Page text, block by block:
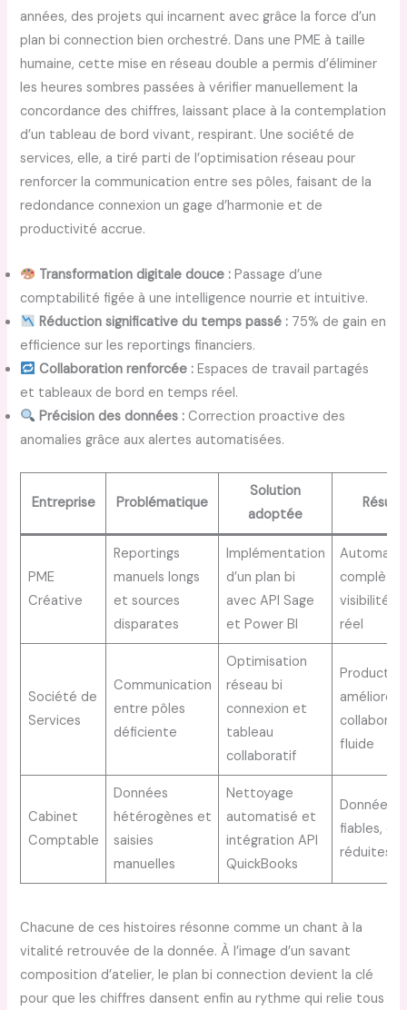
années, des projets qui incarnent avec grâce la force d’un
plan bi connection bien orchestré. Dans une PME à taille
humaine, cette mise en réseau double a permis d’éliminer
les heures sombres passées à vérifier manuellement la
concordance des chiffres, laissant place à la contemplation
d’un tableau de bord vivant, respirant. Une société de
services, elle, a tiré parti de l’optimisation réseau pour
renforcer la communication entre ses pôles, faisant de la
redondance connexion un gage d’harmonie et de
productivité accrue.
Transformation digitale douce : Passage d’une
comptabilité figée à une intelligence nourrie et intuitive.
Réduction significative du temps passé : 75% de gain en
efficience sur les reportings financiers.
Collaboration renforcée : Espaces de travail partagés
et tableaux de bord en temps réel.
Précision des données : Correction proactive des
anomalies grâce aux alertes automatisées.
Entreprise Problématique
Solution
adoptée
PME
Créative
Reportings
manuels longs
et sources
disparates
Implémentation
d’un plan bi
avec API Sage
et Power BI
complète,
visibilité
réel
Société de
Services
Communication
entre pôles
déficiente
Optimisation
réseau bi
connexion et
tableau
collaboratif
améliorée,
fluide
Cabinet
Comptable
Données
hétérogènes et
saisies
manuelles
Nettoyage
automatisé et
intégration API
QuickBooks
Données
fiables,
réduites
Chacune de ces histoires résonne comme un chant à la
vitalité retrouvée de la donnée. À l’image d’un savant
composition d’atelier, le plan bi connection devient la clé
pour que les chiffres dansent enfin au rythme qui relie tous